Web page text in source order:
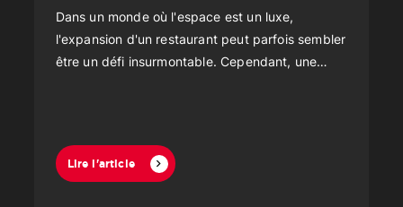
Dans un monde où l'espace est un luxe,
l'expansion d'un restaurant peut parfois sembler
être un défi insurmontable. Cependant, une
Lire l'article